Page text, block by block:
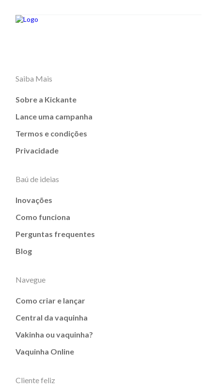
Saiba Mais
Sobre a Kickante
Lance uma campanha
Termos e condições
Privacidade
Baú de ideias
Inovações
Como funciona
Perguntas frequentes
Blog
Navegue
Como criar e lançar
Central da vaquinha
Vakinha ou vaquinha?
Vaquinha Online
Cliente feliz